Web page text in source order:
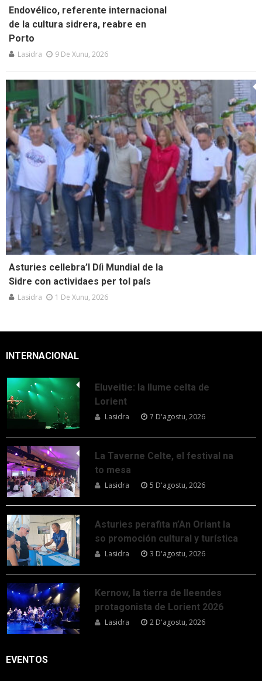
Endovélico, referente internacional
de la cultura sidrera, reabre en
Porto
Lasidra 9 De Xunu, 2026
Asturies cellebra’l Díi Mundial de la
Sidre con actividaes per tol país
Lasidra 1 De Xunu, 2026
INTERNACIONAL
Eluveitie: la llume celta de
Lorient
Lasidra 7 D'agostu, 2026
La Taverne Celte, el festival na
to mesa
Lasidra 5 D'agostu, 2026
Asturies perafita n’An Oriant la
so promoción cultural y turística
Lasidra 3 D'agostu, 2026
Kernow, la tierra de lleendes
protagonista de Lorient 2026
Lasidra 2 D'agostu, 2026
EVENTOS